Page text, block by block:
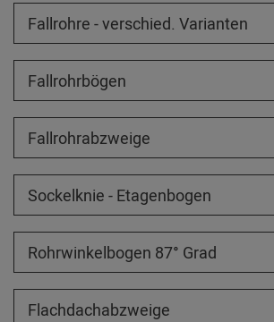
Fallrohre - verschied. Varianten
Fallrohrbögen
Fallrohrabzweige
Sockelknie - Etagenbogen
Rohrwinkelbogen 87° Grad
Flachdachabzweige